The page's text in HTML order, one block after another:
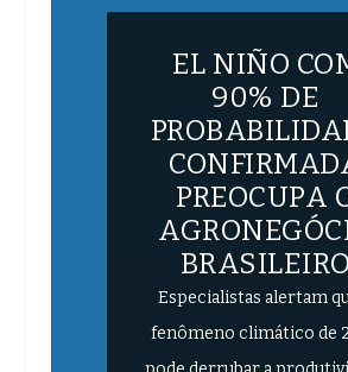
EL NIÑO
90% DE
PREOCUPA
BRASILEIRO
Especialistas alertam
fenômeno climático de